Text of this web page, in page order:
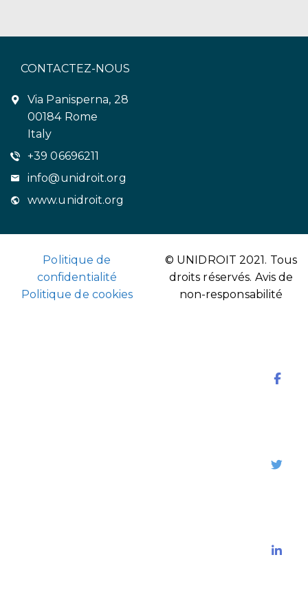
CONTACTEZ-NOUS
Via Panisperna, 28
00184 Rome
Italy
+39 06696211
info@unidroit.org
www.unidroit.org
Politique de
confidentialité
Politique de cookies
© UNIDROIT 2021. Tous
droits réservés. Avis de
non-responsabilité